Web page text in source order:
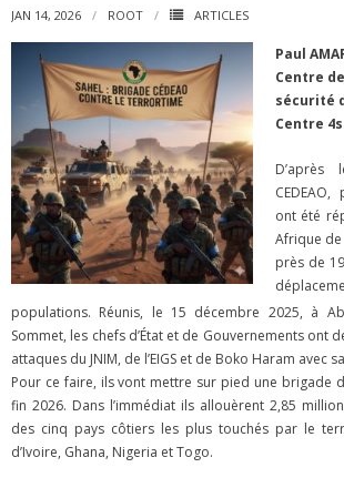
JAN 14, 2026 ROOT ARTICLES
Paul
Centre
sécurité
Centre
ont été
Afrique de
près de
populations. Réunis, le 15 décembre 2025, à
Sommet, les chefs d’État et de Gouvernements ont
attaques du JNIM, de l’EIGS et de Boko Haram avec
Pour ce faire, ils vont mettre sur pied une brigade
fin 2026. Dans l’immédiat ils allouèrent 2,85
des cinq pays côtiers les plus touchés par le
d’Ivoire, Ghana, Nigeria et Togo.